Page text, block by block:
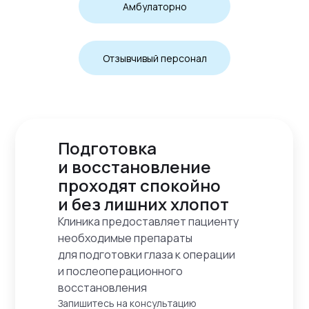
Амбулаторно
Отзывчивый персонал
Подготовка
и восстановление
проходят спокойно
и без лишних хлопот
Клиника предоставляет пациенту
необходимые препараты
для подготовки глаза к операции
и послеоперационного
восстановления
Запишитесь на консультацию